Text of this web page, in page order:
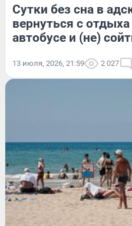
Сутки без сна в
вернуться с
автобусе и (не)
13 июля, 2026, 21:59 2 027